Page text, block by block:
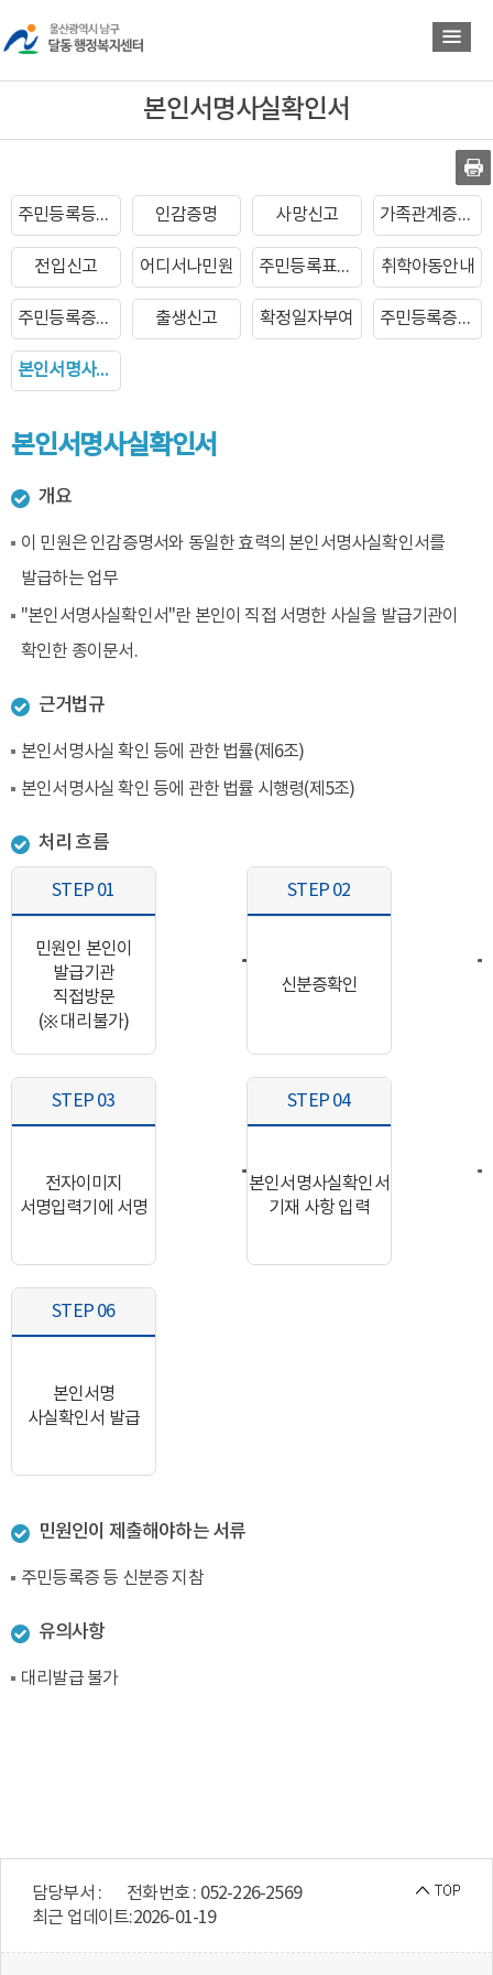
로
가
기
로
가
기
본인서명사실확인서
주민등록등초본발급 인감증명 사망신고 가족관계증명서 발급
전입신고 어디서나민원 주민등록표열람 취학아동안내
주민등록증발급 출생신고 확정일자부여 주민등록증재발급
본인서명사실확인서
본인서명사실확인서
개요
이 민원은 인감증명서와 동일한 효력의 본인서명사실확인서를
발급하는 업무
"본인서명사실확인서"란 본인이 직접 서명한 사실을 발급기관이
확인한 종이문서.
근거법규
본인서명사실 확인 등에 관한 법률(제6조)
본인서명사실 확인 등에 관한 법률 시행령(제5조)
처리 흐름
STEP 01
민원인 본인이
발급기관
직접방문
(※ 대리불가)
STEP 02
신분증확인
STEP 03
전자이미지
서명입력기에 서명
STEP 04
본인서명사실확인서
기재 사항 입력
STEP 06
본인서명
사실확인서 발급
민원인이 제출해야하는 서류
주민등록증 등 신분증 지참
유의사항
대리발급 불가
담당부서 :
전화번호 : 052-226-2569
최근 업데이트:2026-01-19